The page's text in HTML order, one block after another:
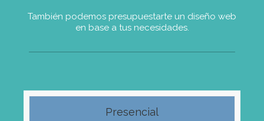
También podemos presupuestarte un diseño web
en base a tus necesidades.
Presencial